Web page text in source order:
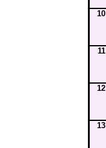
10
11
12
13